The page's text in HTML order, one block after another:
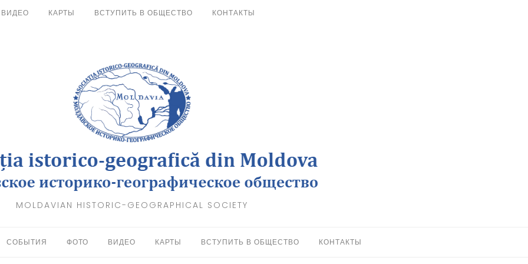
ВИДЕО КАРТЫ ВСТУПИТЬ В ОБЩЕСТВО КОНТАКТЫ
MOLDAVIAN HISTORIC-GEOGRAPHICAL SOCIETY
СОБЫТИЯ ФОТО ВИДЕО КАРТЫ ВСТУПИТЬ В ОБЩЕСТВО КОНТАКТЫ